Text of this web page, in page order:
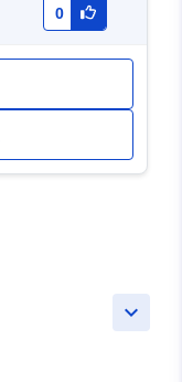
0
keyboard_arrow_down